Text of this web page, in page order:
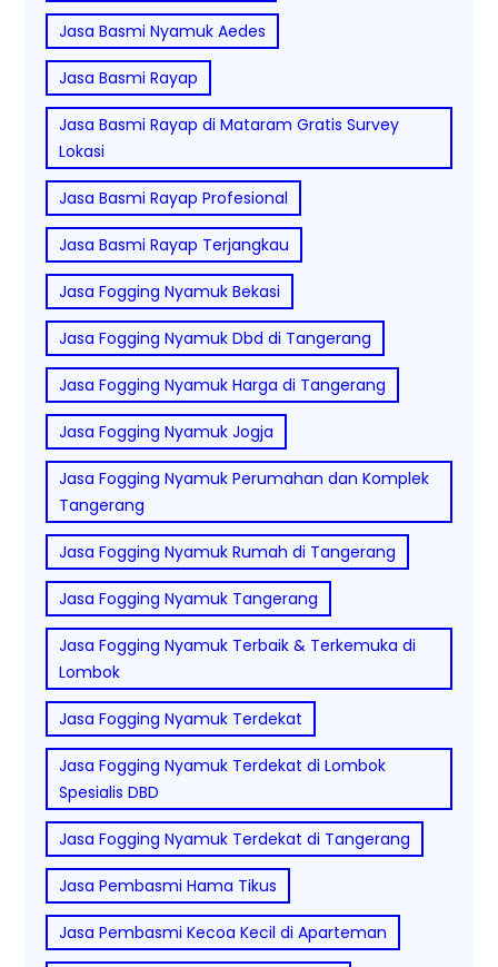
Jasa Basmi Nyamuk Aedes
Jasa Basmi Rayap
Jasa Basmi Rayap di Mataram Gratis Survey
Lokasi
Jasa Basmi Rayap Profesional
Jasa Basmi Rayap Terjangkau
Jasa Fogging Nyamuk Bekasi
Jasa Fogging Nyamuk Dbd di Tangerang
Jasa Fogging Nyamuk Harga di Tangerang
Jasa Fogging Nyamuk Jogja
Jasa Fogging Nyamuk Perumahan dan Komplek
Tangerang
Jasa Fogging Nyamuk Rumah di Tangerang
Jasa Fogging Nyamuk Tangerang
Jasa Fogging Nyamuk Terbaik & Terkemuka di
Lombok
Jasa Fogging Nyamuk Terdekat
Jasa Fogging Nyamuk Terdekat di Lombok
Spesialis DBD
Jasa Fogging Nyamuk Terdekat di Tangerang
Jasa Pembasmi Hama Tikus
Jasa Pembasmi Kecoa Kecil di Aparteman